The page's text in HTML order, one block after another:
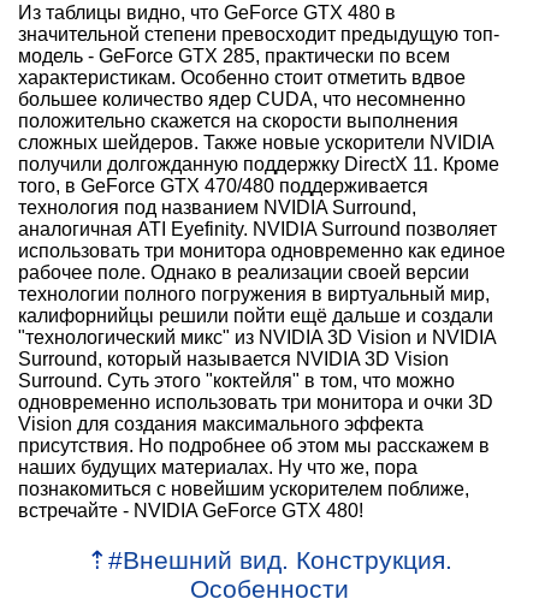
Из таблицы видно, что GeForce GTX 480 в
значительной степени превосходит предыдущую топ-
модель - GeForce GTX 285, практически по всем
характеристикам. Особенно стоит отметить вдвое
большее количество ядер CUDA, что несомненно
положительно скажется на скорости выполнения
сложных шейдеров. Также новые ускорители NVIDIA
получили долгожданную поддержку DirectX 11. Кроме
того, в GeForce GTX 470/480 поддерживается
технология под названием NVIDIA Surround,
аналогичная ATI Eyefinity. NVIDIA Surround позволяет
использовать три монитора одновременно как единое
рабочее поле. Однако в реализации своей версии
технологии полного погружения в виртуальный мир,
калифорнийцы решили пойти ещё дальше и создали
"технологический микс" из NVIDIA 3D Vision и NVIDIA
Surround, который называется NVIDIA 3D Vision
Surround. Суть этого "коктейля" в том, что можно
одновременно использовать три монитора и очки 3D
Vision для создания максимального эффекта
присутствия. Но подробнее об этом мы расскажем в
наших будущих материалах. Ну что же, пора
познакомиться с новейшим ускорителем поближе,
встречайте - NVIDIA GeForce GTX 480!
⇡ #Внешний вид. Конструкция.
Особенности